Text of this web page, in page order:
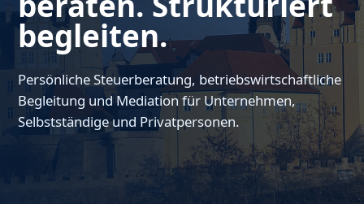
begleiten.
Persönliche Steuerberatung, betriebswirtschaftliche
Begleitung und Mediation für Unternehmen,
Selbstständige und Privatpersonen.